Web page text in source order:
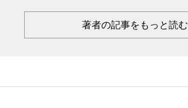
著者の記事をもっと読む